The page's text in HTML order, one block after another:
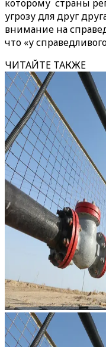
которому страны
угрозу для друг
внимание на
что «у
ЧИТАЙТЕ ТАКЖЕ